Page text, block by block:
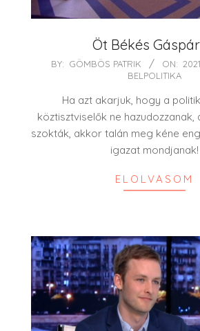
Öt Békés
2021-BY: GÖMBÖS PATRIK ON:
BELPOLITIKA
Ha azt akarjuk, hogy a
köztisztviselők ne hazudozzanak,
szokták, akkor talán meg kéne
igazat mondjanak!
ELOLVASOM